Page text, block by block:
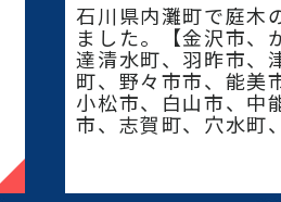
石川県内灘町で庭木
ました。【金沢市、
達清水町、羽昨市、
町、野々市市、能美
小松市、白山市、中
市、志賀町、穴水町